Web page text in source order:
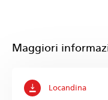
Maggiori
Locandina